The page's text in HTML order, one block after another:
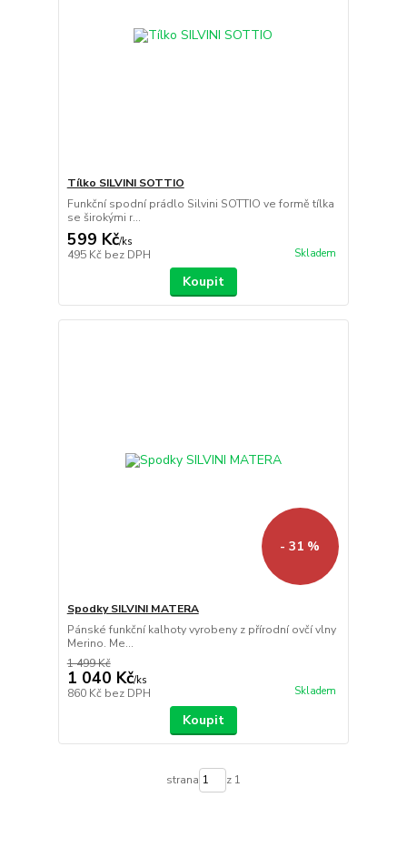
Tílko SILVINI SOTTIO
Funkční spodní prádlo Silvini SOTTIO ve formě tílka
se širokými r...
599 Kč/ks
495 Kč bez DPH Skladem
Koupit
- 31 %
Spodky SILVINI MATERA
Pánské funkční kalhoty vyrobeny z přírodní ovčí vlny
Merino. Me...
1 499 Kč
1 040 Kč/ks
860 Kč bez DPH Skladem
Koupit
strana z 1